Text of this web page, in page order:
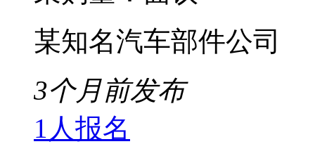
某知名汽车部件公司
3个月前发布
1人报名